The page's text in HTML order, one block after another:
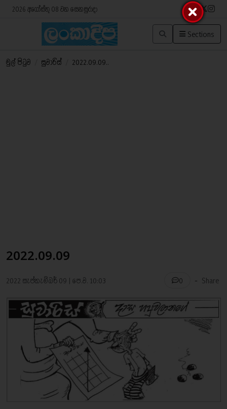
2026 අගෝස්තු 08 වන සෙනසුරාදා
Sections
මුල් පිටුව සුවාරිස් 2022.09.09..
2022.09.09
2022 සැප්තැම්බර් 09 | පෙ.ව. 10:03 0 - Share